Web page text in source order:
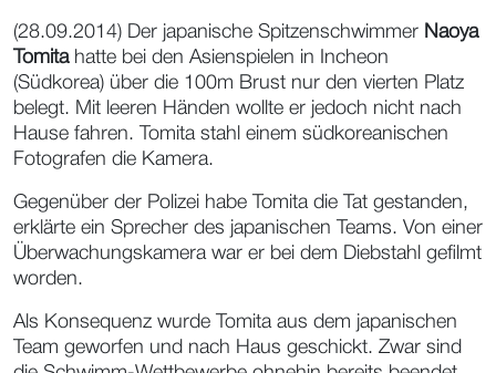
(28.09.2014) Der japanische Spitzenschwimmer Naoya
Tomitahatte bei den Asienspielen in Incheon
(Südkorea) über die 100m Brust nur den vierten Platz
belegt. Mit leeren Händen wollte er jedoch nicht nach
Hause fahren. Tomita stahl einem südkoreanischen
Fotografen die Kamera.
Gegenüber der Polizei habe Tomita die Tat gestanden,
erklärte ein Sprecher des japanischen Teams. Von einer
Überwachungskamera war er bei dem Diebstahl gefilmt
worden.
Als Konsequenz wurde Tomita aus dem japanischen
Team geworfen und nach Haus geschickt. Zwar sind